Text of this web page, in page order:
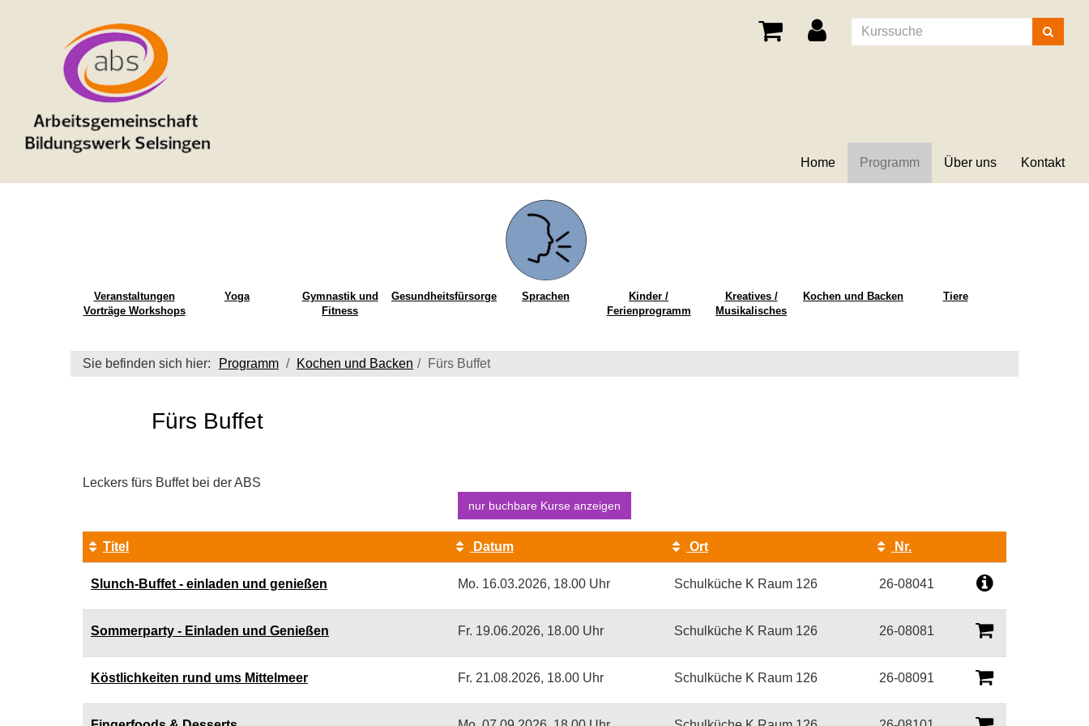
Kurse
suchen
Home Programm Über uns Kontakt
Veranstaltungen
Vorträge Workshops
Yoga
Gymnastik und
Fitness
Gesundheitsfürsorge Sprachen
Kinder /
Ferienprogramm
Kreatives /
Musikalisches
Kochen und Backen Tiere
Sie befinden sich hier: Programm Kochen und Backen Fürs Buffet
Fürs Buffet
Leckers fürs Buffet bei der ABS
nur buchbare Kurse anzeigen
Tabellenüberschriften
sortiert
werden.
Titel Datum Ort
Nr.
Kursstatus
Slunch-Buffet - einladen und genießen
Mo. 16.03.2026, 18.00 Uhr Schulküche K Raum 126 26-08041
Sommerparty - Einladen und Genießen Fr. 19.06.2026, 18.00 Uhr Schulküche K Raum 126 26-08081
Köstlichkeiten rund ums Mittelmeer Fr. 21.08.2026, 18.00 Uhr Schulküche K Raum 126 26-08091